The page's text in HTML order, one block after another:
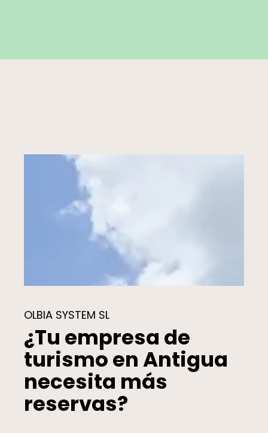
OLBIA SYSTEM SL
¿Tu empresa de
turismo en Antigua
necesita más
reservas?